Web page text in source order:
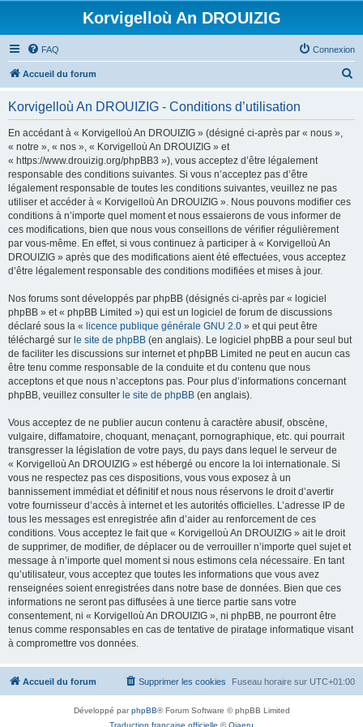
Korvigelloù An DROUIZIG
FAQ Connexion
Accueil du forum
Korvigelloù An DROUIZIG - Conditions d’utilisation
En accédant à « Korvigelloù An DROUIZIG » (désigné ci-après par « nous »,
« notre », « nos », « Korvigelloù An DROUIZIG » et
« https://www.drouizig.org/phpBB3 »), vous acceptez d’être légalement
responsable des conditions suivantes. Si vous n’acceptez pas d’être
légalement responsable de toutes les conditions suivantes, veuillez ne pas
utiliser et accéder à « Korvigelloù An DROUIZIG ». Nous pouvons modifier ces
conditions à n’importe quel moment et nous essaierons de vous informer de
ces modifications, bien que nous vous conseillons de vérifier régulièrement
par vous-même. En effet, si vous continuez à participer à « Korvigelloù An
DROUIZIG » après que des modifications aient été effectuées, vous acceptez
d’être légalement responsable des conditions modifiées et mises à jour.
Nos forums sont développés par phpBB (désignés ci-après par « logiciel
phpBB » et « phpBB Limited ») qui est un logiciel de forum de discussions
déclaré sous la « licence publique générale GNU 2.0 » et qui peut être
téléchargé sur le site de phpBB (en anglais). Le logiciel phpBB a pour seul but
de faciliter les discussions sur internet et phpBB Limited ne peut en aucun cas
être tenu comme responsable de la conduite et du contenu que nous
acceptons et que nous n’acceptons pas. Pour plus d’informations concernant
phpBB, veuillez consulter le site de phpBB (en anglais).
Vous acceptez de ne publier aucun contenu à caractère abusif, obscène,
vulgaire, diffamatoire, choquant, menaçant, pornographique, etc. qui pourrait
transgresser la législation de votre pays, du pays dans lequel le serveur de
« Korvigelloù An DROUIZIG » est hébergé ou encore la loi internationale. Si
vous ne respectez pas ces dispositions, vous vous exposez à un
bannissement immédiat et définitif et nous nous réservons le droit d’avertir
votre fournisseur d’accès à internet et les autorités officielles. L’adresse IP de
tous les messages est enregistrée afin d’aider au renforcement de ces
conditions. Vous acceptez le fait que « Korvigelloù An DROUIZIG » ait le droit
de supprimer, de modifier, de déplacer ou de verrouiller n’importe quel sujet et
message à n’importe quel moment si nous estimons cela nécessaire. En tant
qu’utilisateur, vous acceptez que toutes les informations que vous avez
renseignées soient enregistrées dans notre base de données. Bien que ces
informations ne seront pas diffusées à une tierce partie sans votre
consentement, ni « Korvigelloù An DROUIZIG », ni phpBB, ne pourront être
tenus comme responsables en cas de tentative de piratage informatique visant
à compromettre vos données.
Accueil du forum Fuseau horaire sur UTC+01:00
Supprimer les cookies
Développé parphpBB® Forum Software © phpBB Limited
Traduction française officielle ©Qiaeru